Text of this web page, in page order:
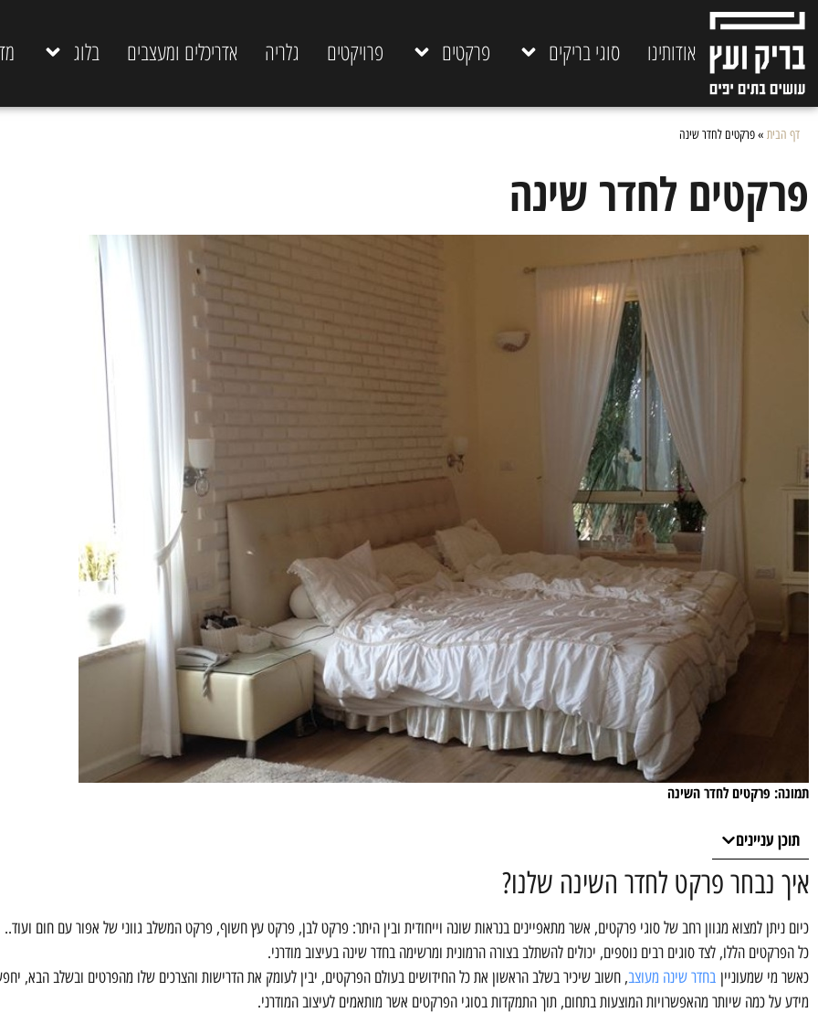
אודותינו סוגי בריקים פרקטים פרויקטים גלריה אדריכלים ומעצבים בלוג
דף הבית »פרקטים לחדר שינה
פרקטים לחדר שינה
תמונה: פרקטים לחדר השינה
תוכן עניינים
איך נבחר פרקט לחדר השינה שלנו?
כיום ניתן למצוא מגוון רחב של סוגי פרקטים, אשר מתאפיינים בנראות שונה וייחודית ובין היתר: פרקט לבן, פרקט עץ חשוף, פרקט המשלב גווני של אפור עם חום ועוד..
כל הפרקטים הללו, לצד סוגים רבים נוספים, יכולים להשתלב בצורה הרמונית ומרשימה בחדר שינה בעיצוב מודרני.
כאשר מי שמעוניין בחדר שינה מעוצב, חשוב שיכיר בשלב הראשון את כל החידושים בעולם הפרקטים, יבין לעומק את הדרישות והצרכים שלו מהפרטים ובשלב הבא,
מידע על כמה שיותר מהאפשרויות המוצעות בתחום, תוך התמקדות בסוגי הפרקטים אשר מותאמים לעיצוב המודרני.